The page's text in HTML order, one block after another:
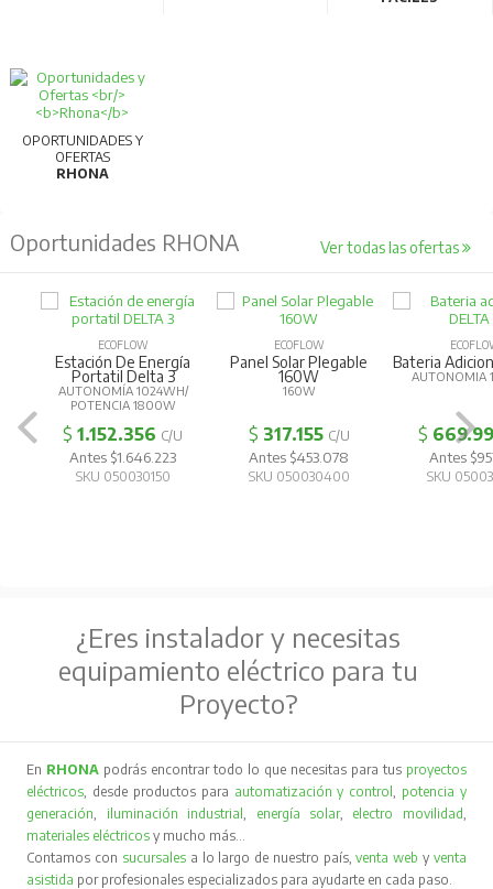
OPORTUNIDADES Y
OFERTAS
RHONA
Oportunidades RHONA Ver todas las ofertas
ECOFLOW
Estación De Energía
Portatil Delta 3
AUTONOMÍA 1024WH/
POTENCIA 1800W
$1.152.356 C/U
Antes $1.646.223
SKU 050030150
ECOFLOW
Panel Solar Plegable
160W
160W
$317.155 C/U
Antes $453.078
SKU 050030400
ECOFLOW
Bateria
AUTONOMIA
$
Antes
SKU
¿Eres instalador y necesitas
equipamiento eléctrico para tu
Proyecto?
En RHONA podrás encontrar todo lo que necesitas para tus proyectos
eléctricos , desde productos para automatización y control
potencia y
generación
iluminación industrial energía solar, electro movilidad
materiales eléctricos y mucho más…
Contamos con sucursales a lo largo de nuestro país,venta web y venta
asistida por profesionales especializados para ayudarte en cada paso.